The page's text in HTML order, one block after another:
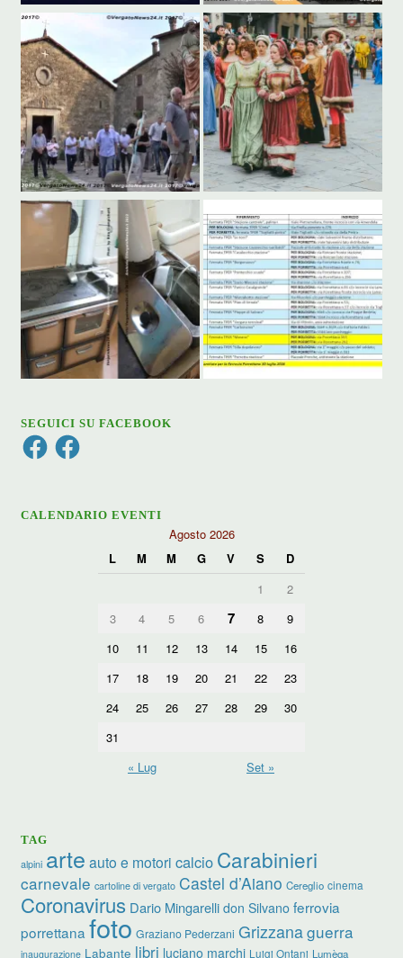
SEGUICI SU FACEBOOK
FacebookFacebook
CALENDARIO EVENTI
Agosto 2026
L
M M G V S
D
1
2
3
4 5 6 7 8
9
10
11 12 13 14 15
16
17
18 19 20 21 22
23
24
25 26 27 28 29
30
31
« Lug
Set »
TAG
alpini arte auto e motori calcio Carabinieri
carnevale cartoline di vergato Castel d’Aiano Cereglio cinema
Coronavirus Dario Mingarelli don Silvano ferrovia
porrettana foto Graziano Pederzani Grizzanaguerra
inaugurazione Labante libri luciano marchi Luigi Ontani Lumèga